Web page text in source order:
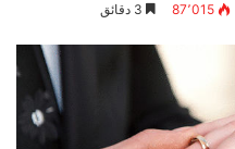
87٬015